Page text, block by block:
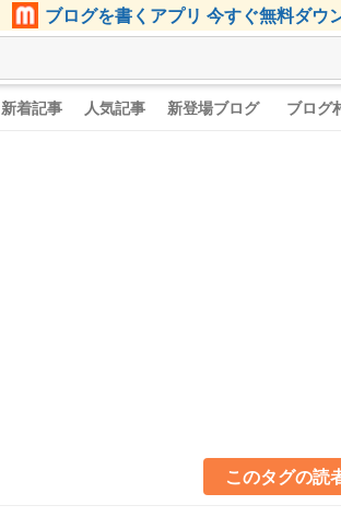
ブログを書くアプリ 今すぐ無料ダウ
新着記事 人気記事 新登場ブログ ブログ
このタグの読